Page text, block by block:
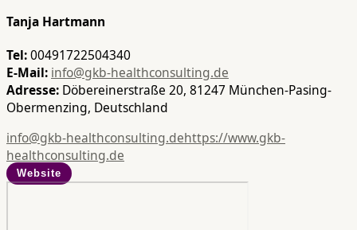
Tanja Hartmann
Tel:00491722504340
E-Mail: info@gkb-healthconsulting.de
Adresse: Döbereinerstraße 20, 81247 München-Pasing-
Obermenzing, Deutschland
info@gkb-healthconsulting.dehttps://www.gkb-
healthconsulting.de
Website